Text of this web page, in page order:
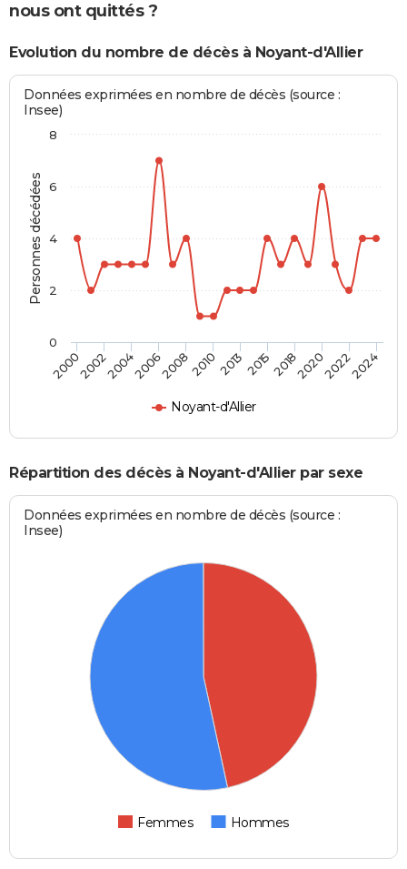
nous ont quittés ?
Evolution du nombre de décès à Noyant-d'Allier
Personnes décédées
Données exprimées en nombre de décès (source :
Insee)
Noyant-d'Allier
200020022004200620082010201320152018202020222024
0
2
4
6
8
Répartition des décès à Noyant-d'Allier par sexe
Données exprimées en nombre de décès (source :
Insee)
Femmes Hommes